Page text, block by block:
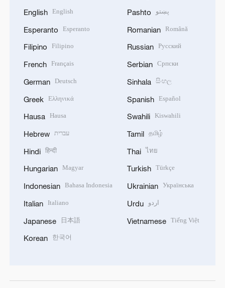
English English
Esperanto Esperanto
Filipino Filipino
French Français
German Deutsch
Greek Ελληνικά
Hausa Hausa
Hebrew עברית
Hindi हिन्दी
Hungarian Magyar
Indonesian Bahasa Indonesia
Italian Italiano
Japanese 日本語
Korean 한국어
Pashto پښتو
Romanian Română
Russian Русский
Serbian Српски
Sinhala සිංහල
Spanish Español
Swahili Kiswahili
Tamil தமிழ்
Thai ไทย
Turkish Türkçe
Ukrainian Українська
Urdu اردو
Vietnamese Tiếng Việt